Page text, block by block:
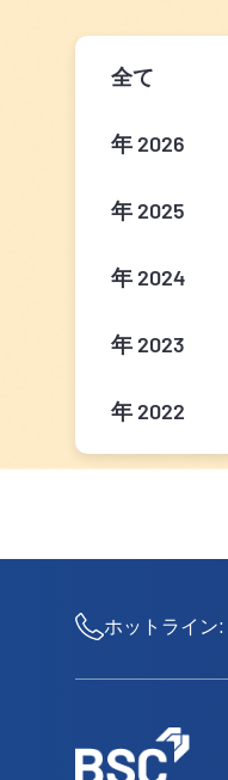
全て
年 2026
年 2025
年 2024
年 2023
年 2022
年 2021
年 2018
年 2017
ホットライン: